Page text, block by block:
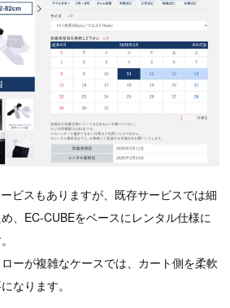
ビスもありますが、既存サービスでは細
、EC-CUBEをベースにレンタル仕様に
ーが複雑なケースでは、カート側を柔軟
なります。